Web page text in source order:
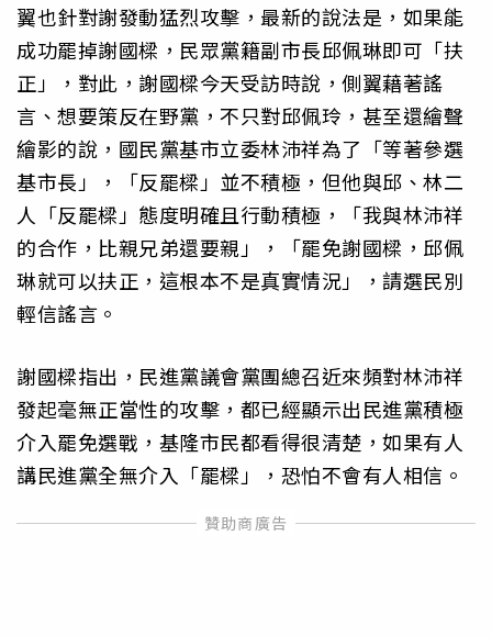
翼也針對謝發動猛烈攻擊，最新的說法是，如果能
成功罷掉謝國樑，民眾黨籍副市長邱佩琳即可「扶
正」，對此，謝國樑今天受訪時說，側翼藉著謠
言、想要策反在野黨，不只對邱佩玲，甚至還繪聲
繪影的說，國民黨基市立委林沛祥為了「等著參選
基市長」，「反罷樑」並不積極，但他與邱、林二
人「反罷樑」態度明確且行動積極，「我與林沛祥
的合作，比親兄弟還要親」，「罷免謝國樑，邱佩
琳就可以扶正，這根本不是真實情況」，請選民別
輕信謠言。
謝國樑指出，民進黨議會黨團總召近來頻對林沛祥
發起毫無正當性的攻擊，都已經顯示出民進黨積極
介入罷免選戰，基隆市民都看得很清楚，如果有人
講民進黨全無介入「罷樑」，恐怕不會有人相信。